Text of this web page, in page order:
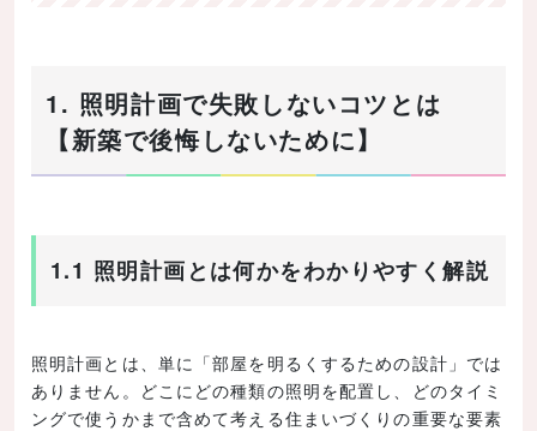
1. 照明計画で失敗しないコツとは
【新築で後悔しないために】
1.1 照明計画とは何かをわかりやすく解説
照明計画とは、単に「部屋を明るくするための設計」では
ありません。どこにどの種類の照明を配置し、どのタイミ
ングで使うかまで含めて考える住まいづくりの重要な要素